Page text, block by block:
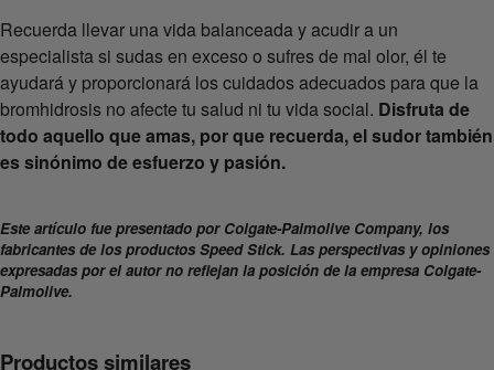
Recuerda llevar una vida balanceada y acudir a un
especialista si sudas en exceso o sufres de mal olor, él te
ayudará y proporcionará los cuidados adecuados para que la
bromhidrosis no afecte tu salud ni tu vida social. Disfruta de
todo aquello que amas, por que recuerda, el sudor también
es sinónimo de esfuerzo y pasión.
Este artículo fue presentado por Colgate-Palmolive Company, los
fabricantes de los productos Speed Stick. Las perspectivas y opiniones
expresadas por el autor no reflejan la posición de la empresa Colgate-
Palmolive.
Productos similares